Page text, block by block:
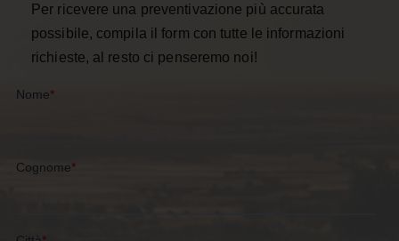
Per ricevere una preventivazione più accurata
possibile, compila il form con tutte le informazioni
richieste, al resto ci penseremo noi!